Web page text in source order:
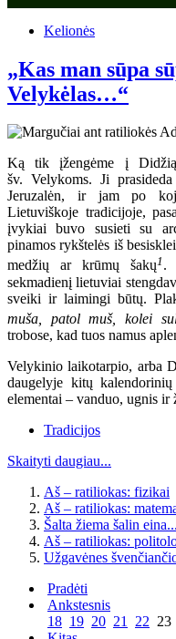
Kelionės
„Kas man sūpa
Velykėlas…“
Ką tik įžengėme į
šv. Velykoms. Ji
Jeruzalėn, ir jam po
Lietuviškoje tradicijoje,
įvykiai buvo susieti su
pinamos rykštelės iš
medžių ar krūmų šakų1 .
sekmadienį lietuviai
sveiki ir laimingi būtų.
muša, patol muš, kolei
trobose, kad tuos namus
Velykinio laikotarpio, arba
daugelyje kitų
elementai – vanduo, ugnis ir
Tradicijos
Skaityti daugiau...
Aš – ratiliokas: fizikai
Aš – ratiliokas:
Šalta žiema šalin eina...
Aš – ratiliokas:
Užgavėnes
Pradėti
Ankstesnis
18 19 20 21 22 23